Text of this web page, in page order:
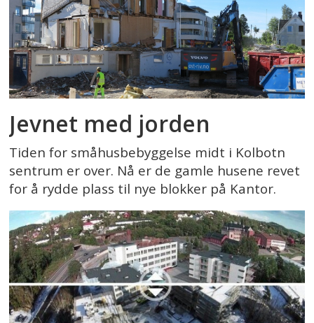
Jevnet med jorden
Tiden for småhusbebyggelse midt i Kolbotn
sentrum er over. Nå er de gamle husene revet
for å rydde plass til nye blokker på Kantor.